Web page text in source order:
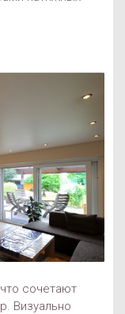
сочетают
Визуально